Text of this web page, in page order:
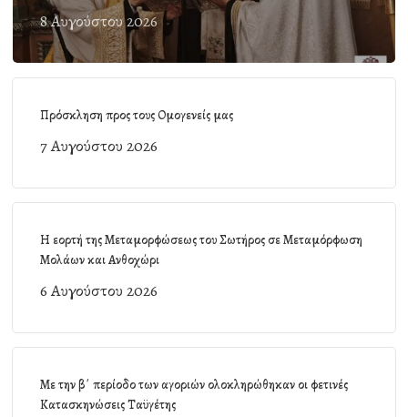
8 Αυγούστου 2026
Πρόσκληση προς τους Ομογενείς μας
7 Αυγούστου 2026
Η εορτή της Μεταμορφώσεως του Σωτήρος σε Μεταμόρφωση
Μολάων και Ανθοχώρι
6 Αυγούστου 2026
Με την β΄ περίοδο των αγοριών ολοκληρώθηκαν οι φετινές
Κατασκηνώσεις Ταϋγέτης